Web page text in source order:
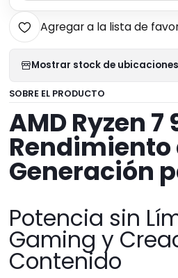
Agregar a la lista de
Mostrar stock de ubicaciones
SOBRE EL PRODUCTO
AMD Ryzen 7
Rendimiento
Generación
Potencia sin
Gaming y
Contenido